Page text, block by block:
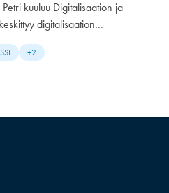
kuuluu Digitalisaation ja
digitalisaation…
+2